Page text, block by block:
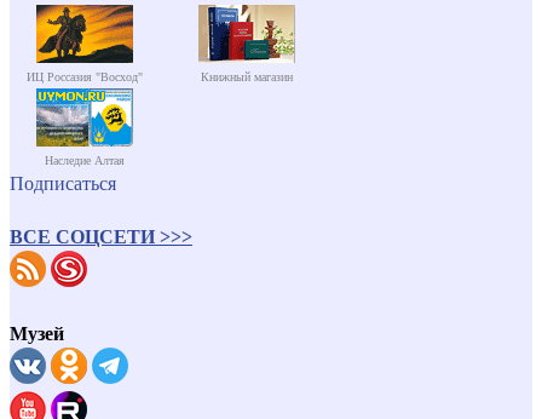
ИЦ Россазия "Восход" Книжный магазин
Наследие Алтая
Подписаться
ВСЕ СОЦСЕТИ >>>
Музей